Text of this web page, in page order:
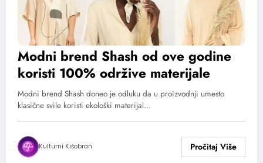
Modni brend Shash od ove godine
koristi 100% održive materijale
Modni brend Shash doneo je odluku da u proizvodnji umesto
klasične svile koristi ekološki materijal…
Kulturni Kišobran